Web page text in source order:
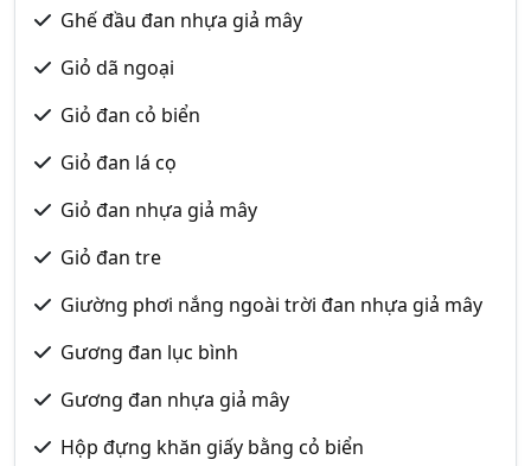
Ghế đầu đan nhựa giả mây
Giỏ dã ngoại
Giỏ đan cỏ biển
Giỏ đan lá cọ
Giỏ đan nhựa giả mây
Giỏ đan tre
Giường phơi nắng ngoài trời đan nhựa giả mây
Gương đan lục bình
Gương đan nhựa giả mây
Hộp đựng khăn giấy bằng cỏ biển